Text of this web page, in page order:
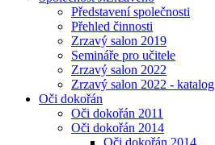
Představení společnosti
Přehled činnosti
Zrzavý salon 2019
Semináře pro učitele
Zrzavý salon 2022
Zrzavý salon 2022 - katalog
Oči dokořán
Oči dokořán 2011
Oči dokořán 2014